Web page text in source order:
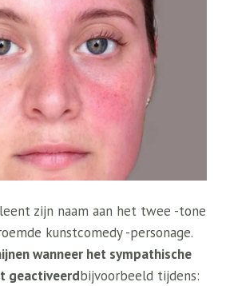
zijn naam aan het twee -tone
kunstcomedy -personage.
wanneer het sympathische
geactiveerdbijvoorbeeld tijdens: